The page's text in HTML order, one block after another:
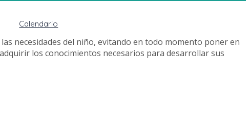
Calendario
necesidades del niño, evitando en todo momento poner en
los conocimientos necesarios para desarrollar sus